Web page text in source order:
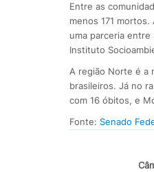
Entre as
menos 171
uma parceria entre
Instituto
A região Norte é a
brasileiros. Já no
com 16 óbitos, e
Fonte: Senado